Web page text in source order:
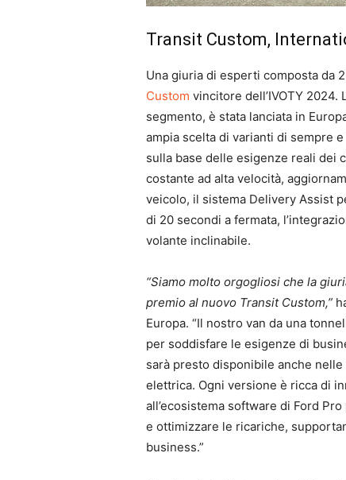
Transit Custom,
Una giuria di esperti composta da
Custom vincitore dell’IVOTY
segmento, è stata lanciata in
ampia scelta di varianti di sempre
sulla base delle esigenze reali dei
costante ad alta velocità,
veicolo, il sistema Delivery Assist
di 20 secondi a fermata,
volante inclinabile.
“Siamo molto orgogliosi che la
premio al nuovo Transit Custom,”
Europa. “Il nostro van da una
per soddisfare le esigenze di
sarà presto disponibile anche
elettrica. Ogni versione è ricca di
all’ecosistema software di Ford
e ottimizzare le ricariche,
business.”